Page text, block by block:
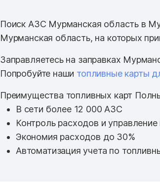
Поиск АЗС Мурманская область в
Мурманская область, на которых
Заправляетесь на заправках
Попробуйте наши топливные карты
Преимущества топливных карт
В сети более 12 000 АЗС
Контроль расходов и
Экономия расходов до 30%
Автоматизация учета по